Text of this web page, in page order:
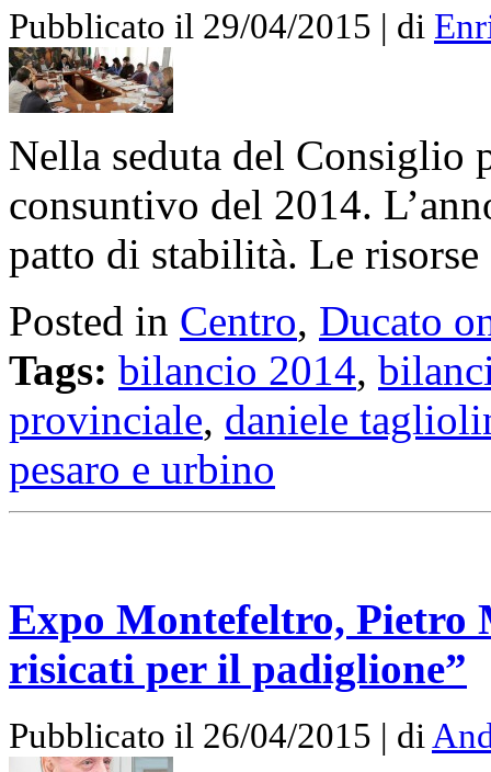
Pubblicato il 29/04/2015 | di
Nella seduta del
consuntivo del 2014.
patto di stabilità. Le
Posted in Centro, Ducato
Tags: bilancio 2014,
provinciale, daniele
pesaro e urbino
Expo Montefeltro, Pietro
risicati per il padiglione”
Pubblicato il 26/04/2015 | di